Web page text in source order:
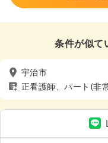
条件が似て
宇治市
正看護師、パート(非
術室)、4週8休以上、